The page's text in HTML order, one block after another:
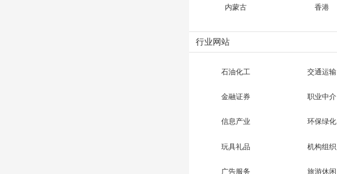
内蒙古 香港
行业网站
石油化工 交通运输
金融证券 职业中介
信息产业 环保绿化
玩具礼品 机构组织
广告服务 旅游休闲